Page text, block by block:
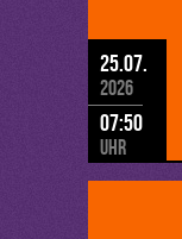
25.07.
2026
07:50
Uhr